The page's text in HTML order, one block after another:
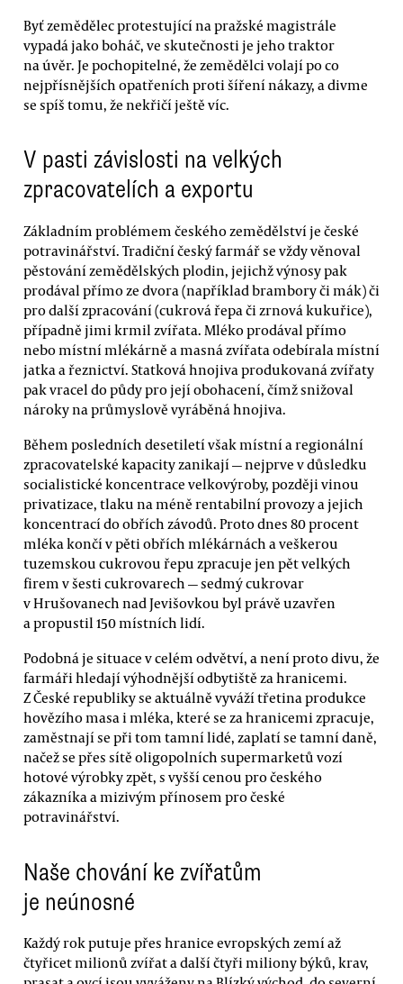
Byť zemědělec protestující na pražské magistrále
vypadá jako boháč, ve skutečnosti je jeho traktor
na úvěr. Je pochopitelné, že zemědělci volají po co
nejpřísnějších opatřeních proti šíření nákazy, a divme
se spíš tomu, že nekřičí ještě víc.
V pasti závislosti na velkých
zpracovatelích a exportu
Základním problémem českého zemědělství je české
potravinářství. Tradiční český farmář se vždy věnoval
pěstování zemědělských plodin, jejichž výnosy pak
prodával přímo ze dvora (například brambory či mák) či
pro další zpracování (cukrová řepa či zrnová kukuřice),
případně jimi krmil zvířata. Mléko prodával přímo
nebo místní mlékárně a masná zvířata odebírala místní
jatka a řeznictví. Statková hnojiva produkovaná zvířaty
pak vracel do půdy pro její obohacení, čímž snižoval
nároky na průmyslově vyráběná hnojiva.
Během posledních desetiletí však místní a regionální
zpracovatelské kapacity zanikají — nejprve v důsledku
socialistické koncentrace velkovýroby, později vinou
privatizace, tlaku na méně rentabilní provozy a jejich
koncentrací do obřích závodů. Proto dnes 80 procent
mléka končí v pěti obřích mlékárnách a veškerou
tuzemskou cukrovou řepu zpracuje jen pět velkých
firem v šesti cukrovarech — sedmý cukrovar
v Hrušovanech nad Jevišovkou byl právě uzavřen
a propustil 150 místních lidí.
Podobná je situace v celém odvětví, a není proto divu, že
farmáři hledají výhodnější odbytiště za hranicemi.
Z České republiky se aktuálně vyváží třetina produkce
hovězího masa i mléka, které se za hranicemi zpracuje,
zaměstnají se při tom tamní lidé, zaplatí se tamní daně,
načež se přes sítě oligopolních supermarketů vozí
hotové výrobky zpět, s vyšší cenou pro českého
zákazníka a mizivým přínosem pro české
potravinářství.
Naše chování ke zvířatům
je neúnosné
Každý rok putuje přes hranice evropských zemí až
čtyřicet milionů zvířat a další čtyři miliony býků, krav,